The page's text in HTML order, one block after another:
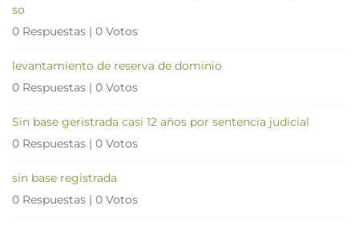
so
0 Respuestas | 0 Votos
levantamiento de reserva de dominio
0 Respuestas | 0 Votos
Sin base geristrada casi 12 años por sentencia judicial
0 Respuestas | 0 Votos
sin base registrada
0 Respuestas | 0 Votos